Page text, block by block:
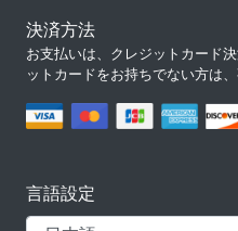
決済方法
お支払いは、クレジットカード
ットカードをお持ちでない方は
言語設定